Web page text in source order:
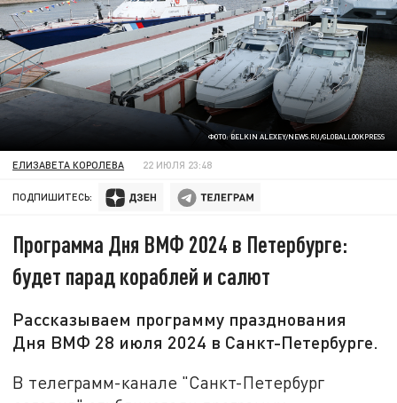
ФОТО: BELKIN ALEXEY/NEWS.RU/GLOBALLOOKPRESS
ЕЛИЗАВЕТА КОРОЛЕВА 22 ИЮЛЯ 23:48
ПОДПИШИТЕСЬ:
Программа Дня ВМФ 2024 в Петербурге:
будет парад кораблей и салют
Рассказываем программу празднования
Дня ВМФ 28 июля 2024 в Санкт-Петербурге.
В телеграмм-канале "Санкт-Петербург